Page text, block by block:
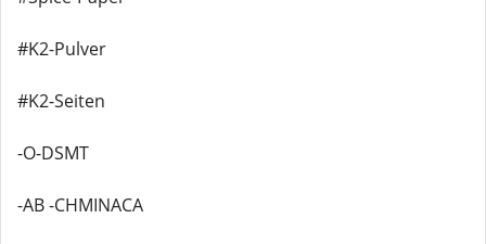
#K2-Pulver
#K2-Seiten
-O-DSMT
-AB -CHMINACA